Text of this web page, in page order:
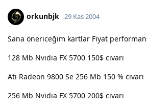
orkunbjk 29 Kas 2004
Sana önericeğim kartlar Fiyat
128 Mb Nvidia FX 5700 150$ civarı
Ati Radeon 9800 Se 256 Mb 150 % civarı
256 Mb Nvidia FX 5700 200$ civarı